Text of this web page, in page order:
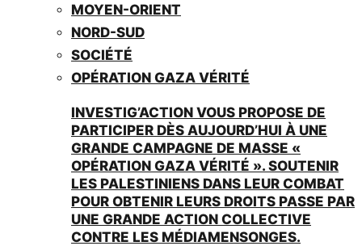
MOYEN-ORIENT
NORD-SUD
SOCIÉTÉ
OPÉRATION GAZA VÉRITÉ
INVESTIG’ACTION VOUS PROPOSE DE
PARTICIPER DÈS AUJOURD’HUI À UNE
GRANDE CAMPAGNE DE MASSE «
OPÉRATION GAZA VÉRITÉ ». SOUTENIR
LES PALESTINIENS DANS LEUR COMBAT
POUR OBTENIR LEURS DROITS PASSE PAR
UNE GRANDE ACTION COLLECTIVE
CONTRE LES MÉDIAMENSONGES.